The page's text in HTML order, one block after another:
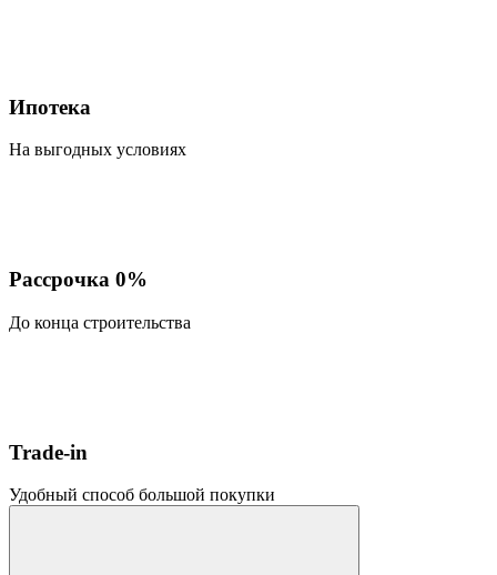
Ипотека
На выгодных условиях
Рассрочка 0%
До конца строительства
Trade-in
Удобный способ большой покупки